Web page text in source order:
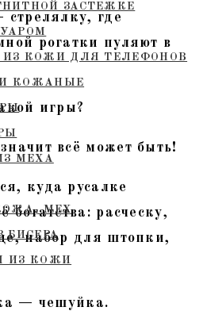
ЗАСТЕЖКЕ
КОЖИ ДЛЯ ТЕЛЕФОНОВ
КОЖАНЫЕ
МЕХА
МЕХ
БИСЕРА
ИЗ КОЖИ
где
рогатки пуляют в
игры?
всё может быть!
куда русалке
богатства: расческу,
набор для штопки,
— чешуйка.